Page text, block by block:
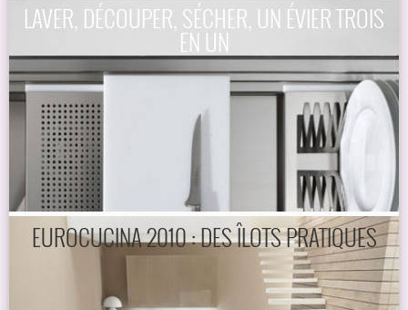
LAVER, DÉCOUPER, SÉCHER, UN ÉVIER TROIS
EN UN
EUROCUCINA 2010 : DES ÎLOTS PRATIQUES